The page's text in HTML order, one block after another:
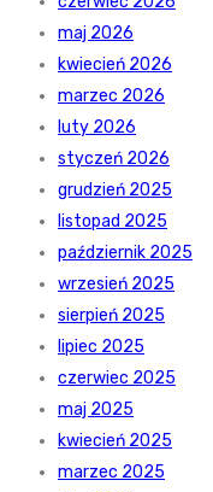
maj 2026
kwiecień 2026
marzec 2026
luty 2026
styczeń 2026
grudzień 2025
listopad 2025
październik 2025
wrzesień 2025
sierpień 2025
lipiec 2025
czerwiec 2025
maj 2025
kwiecień 2025
marzec 2025